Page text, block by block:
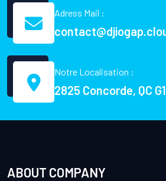
Adress Mail :
Notre Localisation :
2825 Concorde, QC
ABOUT COMPANY